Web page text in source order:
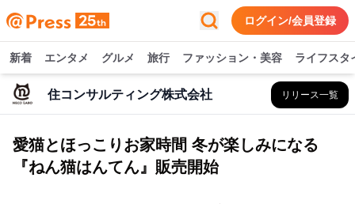
ログイン/会員登録
新着 エンタメ グルメ 旅行 ファッション・美容 ライフスタ
住コンサルティング株式会社 リリース一覧
愛猫とほっこりお家時間 冬が楽しみになる
『ねん猫はんてん』販売開始